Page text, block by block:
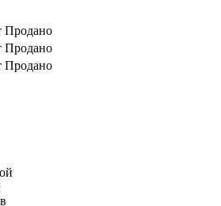
Продано
Продано
Продано